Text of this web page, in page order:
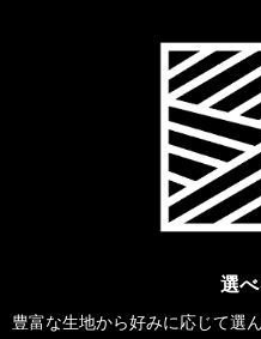
選
豊富な生地から好みに応じて選